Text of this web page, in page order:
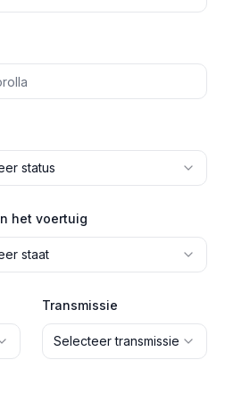
status
het voertuig
staat
Transmissie
Selecteer transmissie